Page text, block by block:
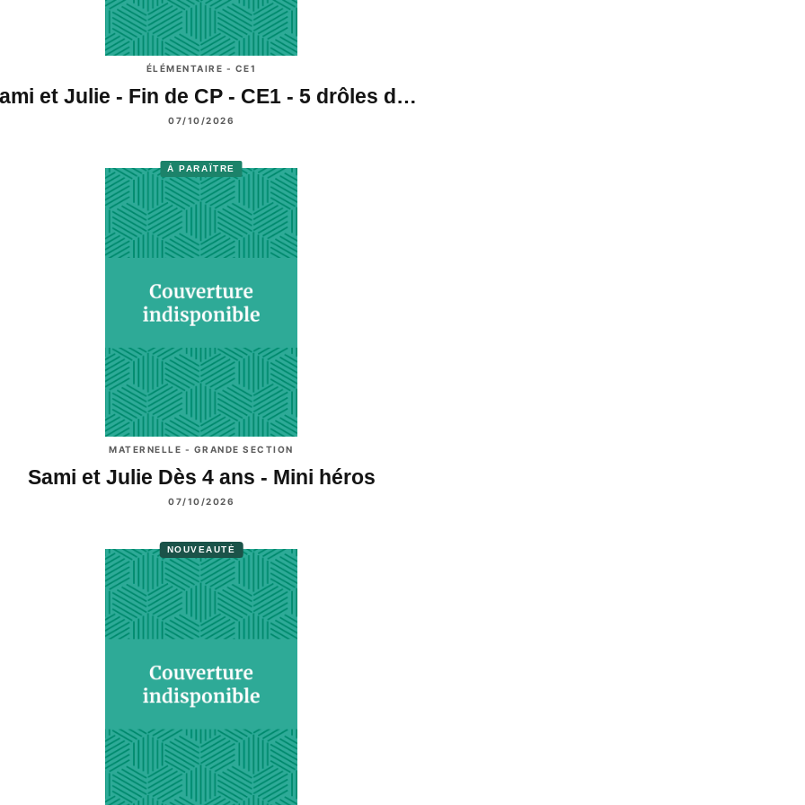
ÉLÉMENTAIRE - CE1
et Julie - Fin de CP - CE1 - 5 drôles d…
07/10/2026
À PARAÎTRE
MATERNELLE - GRANDE SECTION
Sami et Julie Dès 4 ans - Mini héros
07/10/2026
NOUVEAUTÉ